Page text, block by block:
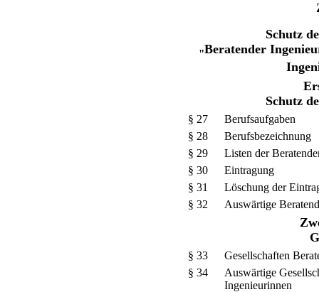
Schutz
"Beratender
Schutz
§ 27
Berufsaufgaben
§ 28
Berufsbezeichnung
§ 29
Listen der
§ 30
Eintragung
§ 31
Löschung der
§ 32
Auswärtige
§ 33
Gesellschaften
§ 34
Auswärtige
Ingenieurinnen